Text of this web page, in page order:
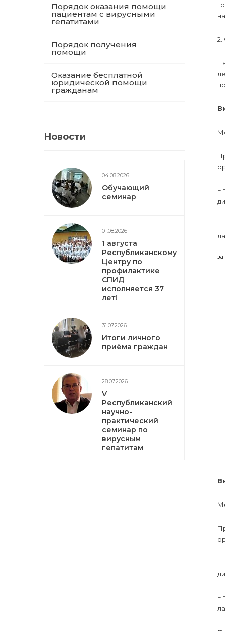
Порядок оказания помощи
пациентам с вирусными
гепатитами
Порядок получения
помощи
Оказание бесплатной
юридической помощи
гражданам
Новости
04.08.2026
Обучающий
семинар
01.08.2026
1 августа
Республиканскому
Центру по
профилактике
СПИД
исполняется 37
лет!
31.07.2026
Итоги личного
приёма граждан
28.07.2026
V
Республиканский
научно-
практический
семинар по
вирусным
гепатитам
2.
−
−
−
−
−